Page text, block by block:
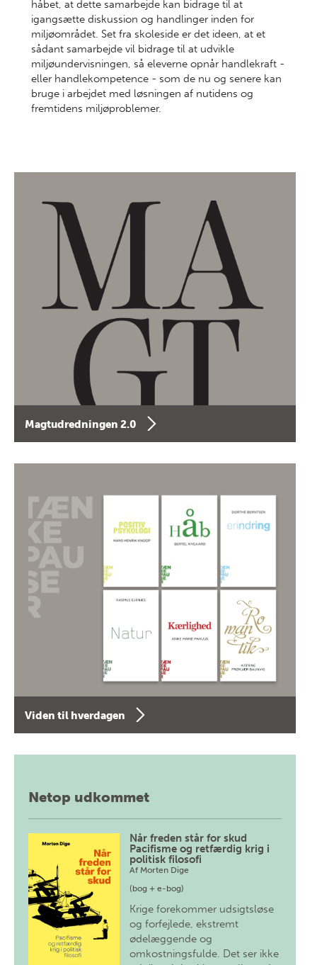
håbet, at dette samarbejde kan bidrage til at
igangsætte diskussion og handlinger inden for
miljøområdet. Set fra skoleside er det ideen, at et
sådant samarbejde vil bidrage til at udvikle
miljøundervisningen, så eleverne opnår handlekraft -
eller handlekompetence - som de nu og senere kan
bruge i arbejdet med løsningen af nutidens og
fremtidens miljøproblemer.
Magtudredningen 2.0
Viden til hverdagen
Netop udkommet
Når freden står for skud
Pacifisme og retfærdig krig i
politisk filosofi
Af Morten Dige
(bog + e-bog)
Krige forekommer udsigtsløse
og forfejlede, ekstremt
ødelæggende og
omkostningsfulde. Det ser ikke